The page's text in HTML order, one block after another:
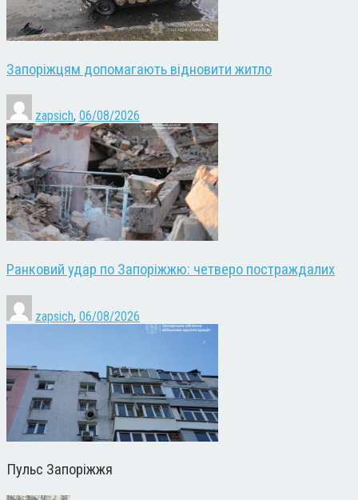
Запоріжцям допомагають відновити житло
zapsich, 06/08/2026
Ранковий удар по Запоріжжю: четверо постраждалих
zapsich, 06/08/2026
Пульс Запоріжжя